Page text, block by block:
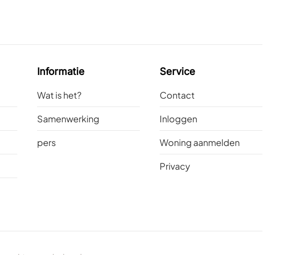
Informatie
Wat is het?
Samenwerking
pers
Service
Contact
Inloggen
Woning aanmelden
Privacy